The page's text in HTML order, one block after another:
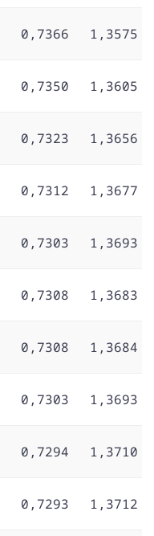
0,7366 1,3575
0,7350 1,3605
0,7323 1,3656
0,7312 1,3677
0,7303 1,3693
0,7308 1,3683
0,7308 1,3684
0,7303 1,3693
0,7294 1,3710
0,7293 1,3712